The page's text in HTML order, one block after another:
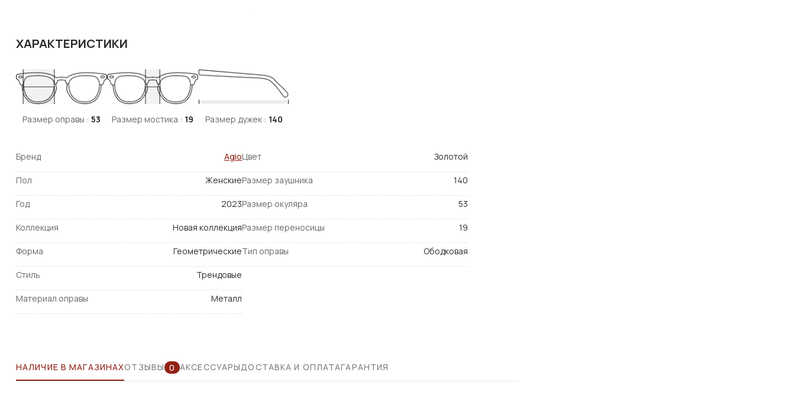
ХАРАКТЕРИСТИКИ
Размер оправы : 53 Размер мостика : 19 Размер дужек : 140
Бренд Agio
Пол Женские
Год 2023
Коллекция Новая коллекция
Форма Геометрические
Стиль Трендовые
Материал оправы Металл
Цвет Золотой
Размер заушника 140
Размер окуляра 53
Размер переносицы 19
Тип оправы Ободковая
НАЛИЧИЕ В МАГАЗИНАХОТЗЫВЫ 0 АКСЕССУАРЫДОСТАВКА И ОПЛАТАГАРАНТИЯ